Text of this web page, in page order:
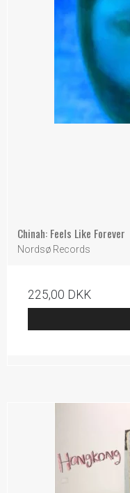
Chinah: Feels Like Forever
Nordsø Records
225,00 DKK